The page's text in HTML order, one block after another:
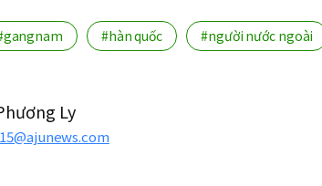
#hàn quốc #người nước ngoài
Ly